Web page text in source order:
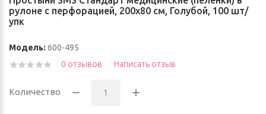
рулоне с перфорацией, 200х80 см, Голубой, 100 шт/
упк
Модель: 600-495
0 отзывов
Написать отзыв
Количество